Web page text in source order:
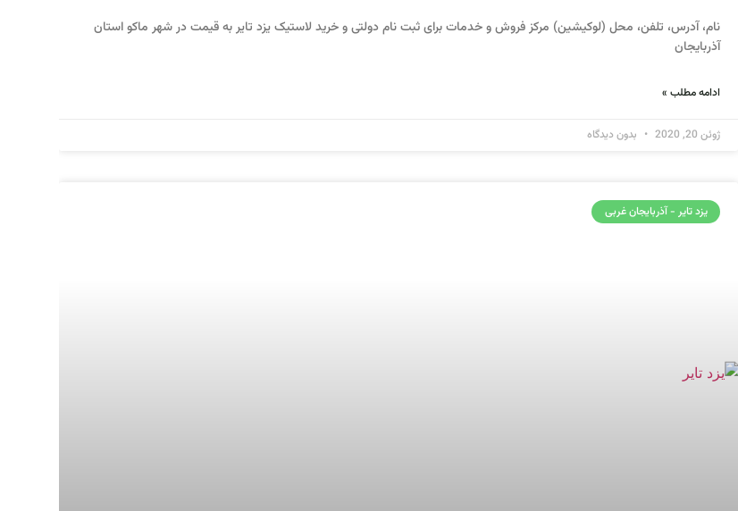
نام، آدرس، تلفن، محل (لوکیشین) مرکز فروش و خدمات برای ثبت نام دولتی و خرید لاستیک یزد تایر به قیمت در شهر ماکو استان
آذربایجان
ادامه مطلب »
ژوئن 20, 2020 بدون دیدگاه
یزد تایر - آذربایجان غربی